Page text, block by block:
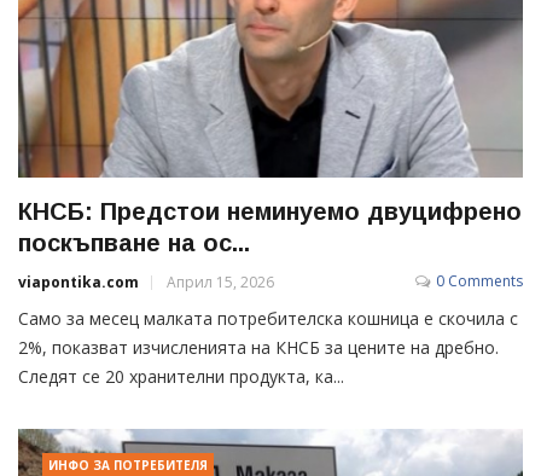
КНСБ: Предстои неминуемо двуцифрено
поскъпване на ос...
viapontika.com Април 15, 2026 0 Comments
Само за месец малката потребителска кошница е скочила с
2%, показват изчисленията на КНСБ за цените на дребно.
Следят се 20 хранителни продукта, ка...
ИНФО ЗА ПОТРЕБИТЕЛЯ